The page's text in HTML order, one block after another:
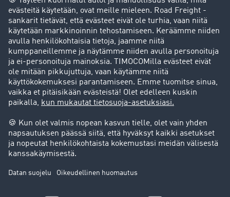
Success stories
Asiakassuosittelut
Goodies
Tukipalvelu
Tukipalvelu
Oikeudelliset asiat
Julkaisutiedot
Yleiset käyttöehdot